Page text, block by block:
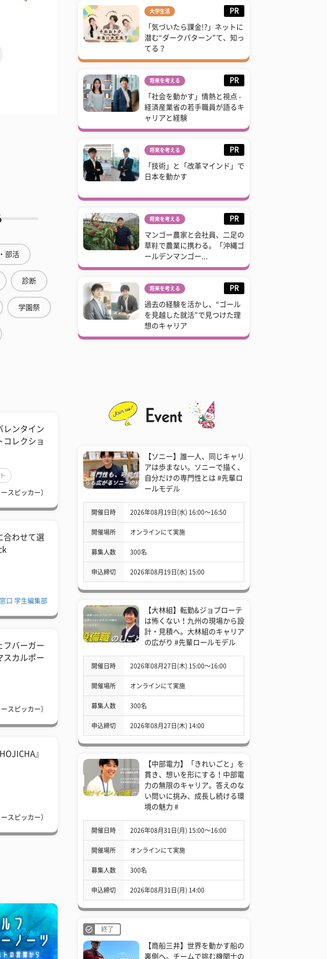
部活
診断
学園祭
レンタイン
コレクショ
スピッカー）
合わせて選
口 学生編集部
フバーガー
スカルポー
スピッカー）
』
スピッカー）
大学生活 PR
「気づいたら課金!?」ネットに
潜む“ダークパターン”て、知っ
てる？
将来を考える PR
「社会を動かす」情熱と視点 -
経済産業省の若手職員が語るキ
ャリアと経験
将来を考える PR
「技術」と「改革マインド」で
日本を動かす
将来を考える PR
マンゴー農家と会社員、二足の
草鞋で農業に携わる。「沖縄ゴ
ールデンマンゴー...
将来を考える PR
過去の経験を活かし、“ゴール
を見越した就活”で見つけた理
想のキャリア
【ソニー】誰一人、同じキャリ
アは歩まない。ソニーで描く、
自分だけの専門性とは #先輩ロ
ールモデル
開催日時 2026年08月19日(水) 16:00〜16:50
開催場所 オンラインにて実施
募集人数 300名
申込締切 2026年08月19日(水) 15:00
【大林組】転勤&ジョブローテ
は怖くない！九州の現場から設
計・見積へ。大林組のキャリア
の広がり #先輩ロールモデル
開催日時 2026年08月27日(木) 15:00〜16:00
開催場所 オンラインにて実施
募集人数 300名
申込締切 2026年08月27日(木) 14:00
【中部電力】「きれいごと」を
貫き、想いを形にする！中部電
力の無限のキャリア。答えのな
い問いに挑み、成長し続ける環
境の魅力 #
開催日時 2026年08月31日(月) 15:00〜16:00
開催場所 オンラインにて実施
募集人数 300名
申込締切 2026年08月31日(月) 14:00
終了
【商船三井】世界を動かす船の
裏側へ。チームで挑む機関士の